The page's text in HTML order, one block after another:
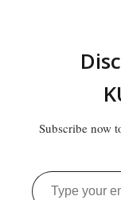
Subscribe now
Type